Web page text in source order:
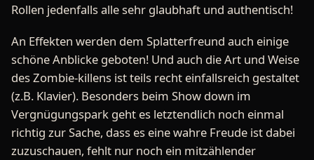
Rollen jedenfalls alle sehr glaubhaft und authentisch!
An Effekten werden dem Splatterfreund auch einige
schöne Anblicke geboten! Und auch die Art und Weise
des Zombie-killens ist teils recht einfallsreich gestaltet
(z.B. Klavier). Besonders beim Show down im
Vergnügungspark geht es letztendlich noch einmal
richtig zur Sache, dass es eine wahre Freude ist dabei
zuzuschauen, fehlt nur noch ein mitzählender